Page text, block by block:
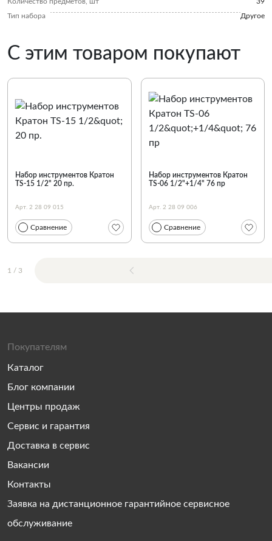
Тип набора
Другое
С этим товаром покупают
Набор инструментов Кратон
TS-15 1/2" 20 пр.
Арт. 2 28 09 015
Сравнение
Набор инструментов Кратон
TS-06 1/2"+1/4" 76 пр
Арт. 2 28 09 006
Сравнение
1 / 3
Покупателям
Каталог
Блог компании
Центры продаж
Сервис и гарантия
Доставка в сервис
Вакансии
Контакты
Заявка на дистанционное гарантийное сервисное
обслуживание